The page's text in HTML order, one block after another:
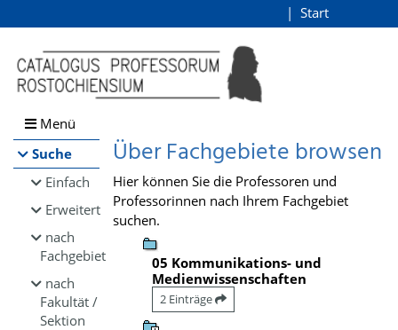
Browsen
direkt zum Inhalt
Start
Menü
Suche
Einfach
Erweitert
nach
Fachgebiet
nach
Fakultät /
Sektion
Über Fachgebiete browsen
Hier können Sie die Professoren und
Professorinnen nach Ihrem Fachgebiet
suchen.
05 Kommunikations- und
Medienwissenschaften
2 Einträge